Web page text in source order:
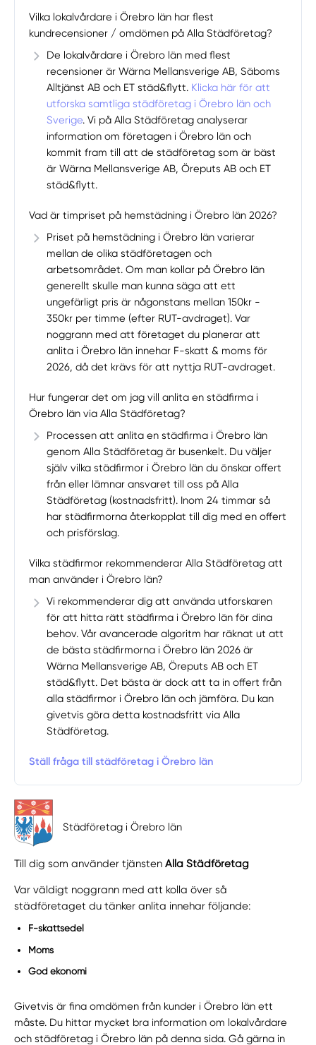
Vilka lokalvårdare i Örebro län har flest
kundrecensioner / omdömen på Alla Städföretag?
De lokalvårdare i Örebro län med flest
recensioner är Wärna Mellansverige AB, Säboms
Alltjänst AB och ET städ&flytt. Klicka här för att
utforska samtliga städföretag i Örebro län och
Sverige. Vi på Alla Städföretag analyserar
information om företagen i Örebro län och
kommit fram till att de städföretag som är bäst
är Wärna Mellansverige AB, Öreputs AB och ET
städ&flytt.
Vad är timpriset på hemstädning i Örebro län 2026?
Priset på hemstädning i Örebro län varierar
mellan de olika städföretagen och
arbetsområdet. Om man kollar på Örebro län
generellt skulle man kunna säga att ett
ungefärligt pris är någonstans mellan 150kr -
350kr per timme (efter RUT-avdraget). Var
noggrann med att företaget du planerar att
anlita i Örebro län innehar F-skatt & moms för
2026, då det krävs för att nyttja RUT-avdraget.
Hur fungerar det om jag vill anlita en städfirma i
Örebro län via Alla Städföretag?
Processen att anlita en städfirma i Örebro län
genom Alla Städföretag är busenkelt. Du väljer
själv vilka städfirmor i Örebro län du önskar offert
från eller lämnar ansvaret till oss på Alla
Städföretag (kostnadsfritt). Inom 24 timmar så
har städfirmorna återkopplat till dig med en offert
och prisförslag.
Vilka städfirmor rekommenderar Alla Städföretag att
man använder i Örebro län?
Vi rekommenderar dig att använda utforskaren
för att hitta rätt städfirma i Örebro län för dina
behov. Vår avancerade algoritm har räknat ut att
de bästa städfirmorna i Örebro län 2026 är
Wärna Mellansverige AB, Öreputs AB och ET
städ&flytt. Det bästa är dock att ta in offert från
alla städfirmor i Örebro län och jämföra. Du kan
givetvis göra detta kostnadsfritt via Alla
Städföretag.
Ställ fråga till städföretag i Örebro län
Städföretag i Örebro län
Till dig som använder tjänstenAlla Städföretag
Var väldigt noggrann med att kolla över så
städföretaget du tänker anlita innehar följande:
F-skattsedel
Moms
God ekonomi
Givetvis är fina omdömen från kunder i Örebro län ett
måste. Du hittar mycket bra information om lokalvårdare
och städföretag i Örebro län på denna sida. Gå gärna in